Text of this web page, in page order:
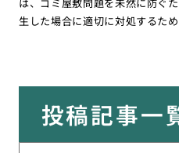
生した場合に適切に対処するた
投稿記事一